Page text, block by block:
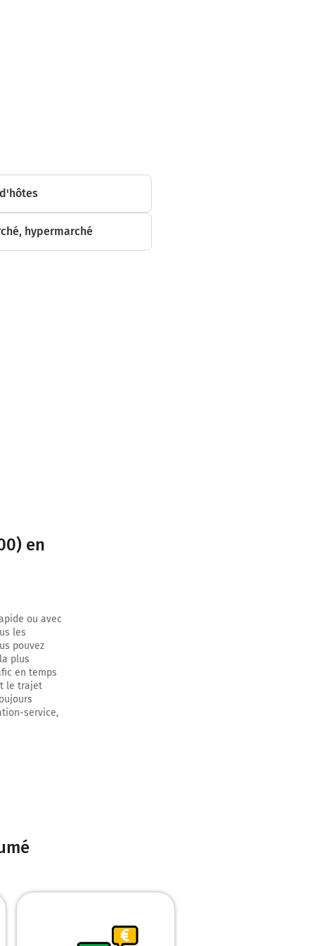
290 mètres
sur 170
hypermarché
en
ou avec
les
pouvez
plus
en temps
le trajet
service,